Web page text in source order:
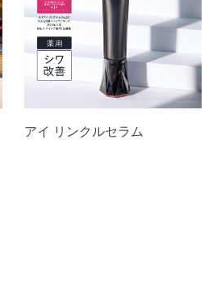
アイ リンクルセラム